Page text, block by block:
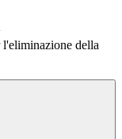
della